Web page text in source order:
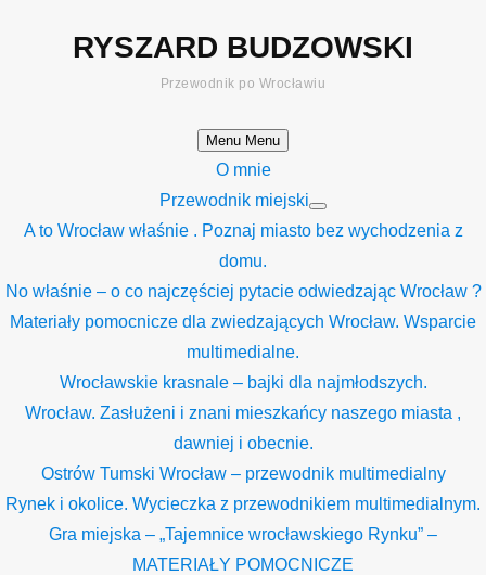
to
content
RYSZARD BUDZOWSKI
Przewodnik po Wrocławiu
Menu Menu
O mnie
Przewodnik miejski
Show
sub
A to Wrocław właśnie . Poznaj miasto bez wychodzenia z
domu.
No właśnie – o co najczęściej pytacie odwiedzając Wrocław ?
Materiały pomocnicze dla zwiedzających Wrocław. Wsparcie
multimedialne.
Wrocławskie krasnale – bajki dla najmłodszych.
Wrocław. Zasłużeni i znani mieszkańcy naszego miasta ,
dawniej i obecnie.
Ostrów Tumski Wrocław – przewodnik multimedialny
Rynek i okolice. Wycieczka z przewodnikiem multimedialnym.
Gra miejska – „Tajemnice wrocławskiego Rynku” –
MATERIAŁY POMOCNICZE